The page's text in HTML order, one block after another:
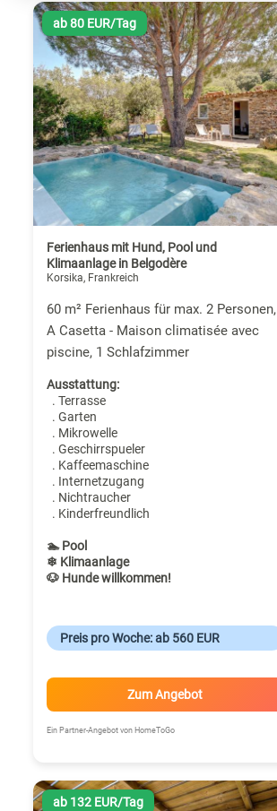
ab 80 EUR/Tag
Ferienhaus mit Hund, Pool und
Klimaanlage in Belgodère
Korsika, Frankreich
60 m² Ferienhaus für max. 2 Personen,
A Casetta - Maison climatisée avec
piscine, 1 Schlafzimmer
Ausstattung:
. Terrasse
. Garten
. Mikrowelle
. Geschirrspueler
. Kaffeemaschine
. Internetzugang
. Nichtraucher
. Kinderfreundlich
🏊 Pool
❄ Klimaanlage
🐶 Hunde willkommen!
Preis pro Woche: ab 560 EUR
Zum Angebot
Ein Partner-Angebot von HomeToGo
ab 132 EUR/Tag